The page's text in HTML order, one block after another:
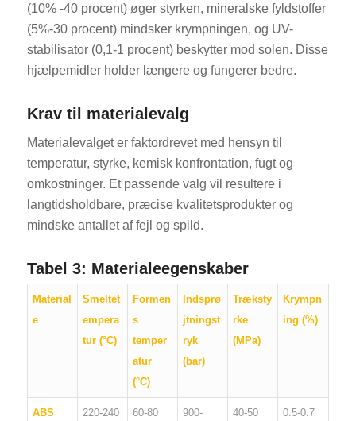
(10% -40 procent) øger styrken, mineralske fyldstoffer
(5%-30 procent) mindsker krympningen, og UV-
stabilisator (0,1-1 procent) beskytter mod solen. Disse
hjælpemidler holder længere og fungerer bedre.
Krav til materialevalg
Materialevalget er faktordrevet med hensyn til
temperatur, styrke, kemisk konfrontation, fugt og
omkostninger. Et passende valg vil resultere i
langtidsholdbare, præcise kvalitetsprodukter og
mindske antallet af fejl og spild.
Tabel 3: Materialeegenskaber
Material
e
Smeltet
empera
tur (°C)
Formen
s
temper
atur
(°C)
Indsprø
jtningst
ryk
(bar)
Træksty
rke
(MPa)
Krympn
ing (%)
ABS 220-240 60-80
900-
40-50 0.5-0.7